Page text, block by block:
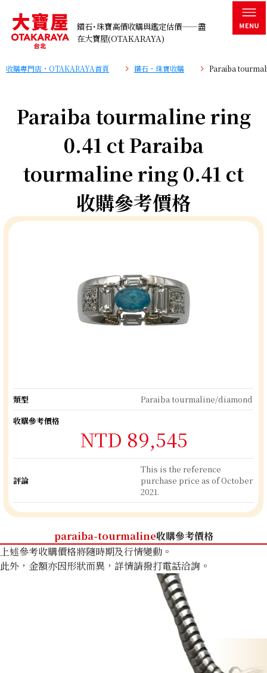
鑽石･珠寶高價收購與鑑定估價——盡
在大寶屋(OTAKARAYA)
收購專門店・OTAKARAYA首頁 鑽石・珠寶收購 Paraiba
Paraiba tourmaline ring
0.41 ct Paraiba
tourmaline ring 0.41 ct
收購參考價格
類型
Paraiba tourmaline/diamond
收購參考價格
NTD 89,545
評論
This is the reference
purchase price as of October
2021.
paraiba-tourmaline收購參考價格
上述參考收購價格將隨時期及行情變動。
此外，金額亦因形狀而異，詳情請撥打電話洽詢。